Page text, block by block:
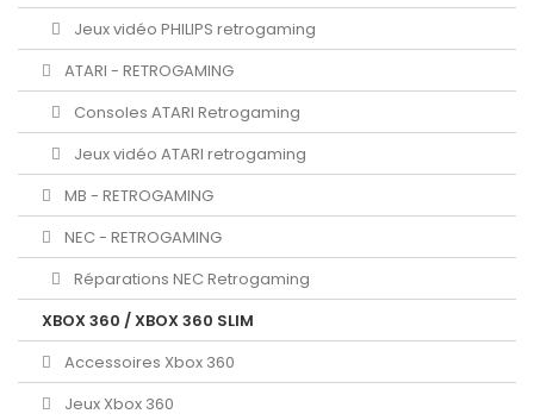
Jeux vidéo PHILIPS retrogaming
ATARI - RETROGAMING
Consoles ATARI Retrogaming
Jeux vidéo ATARI retrogaming
MB - RETROGAMING
NEC - RETROGAMING
Réparations NEC Retrogaming
XBOX 360 / XBOX 360 SLIM
Accessoires Xbox 360
Jeux Xbox 360